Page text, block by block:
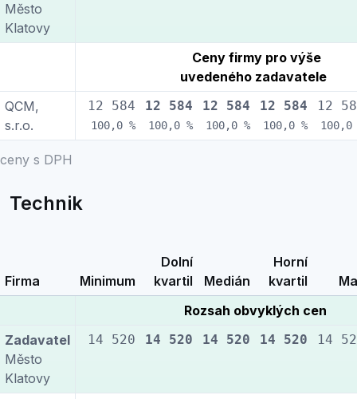
ceny s DPH
Město
Klatovy
Ceny firmy pro výše
uvedeného zadavatele
QCM,
s.r.o.
12 584
100,0 %
12 584
100,0 %
12 584
100,0 %
12 584
100,0 %
12
100,0
Technik
Firma Minimum
Dolní
kvartil
Medián
Horní
kvartil
Rozsah obvyklých cen
Zadavatel
Město
Klatovy
14 520 14 520 14 520 14 520 14